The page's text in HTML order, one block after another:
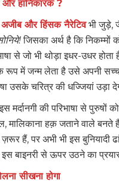
और हानिकारक ?
अजीब और हिंसक नैरेटिवभी जुड़े,
जिसका अर्थ है कि निकम्मों
से जो भी थोड़ा इधर-उधर
में जन्म लेता है उसे अपनी
उसके चरित्र की धज्जियां उड़ा
मर्दानगी की परिभाषा से
मालिकाना हक़ जताने वाले
हैं, पर अभी भी इस बुनियादी
बाइनरी से ऊपर उठने का
सीखना होगा